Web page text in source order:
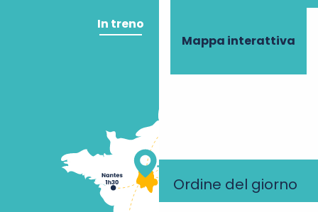
Mappa interattiva
Ordine del giorno
In treno